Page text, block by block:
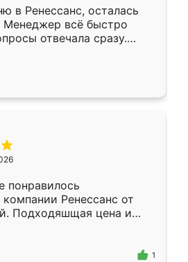
в Ренессанс, осталась
Менеджер всё быстро
отвечала сразу.
в субботу, подошёл к
Собрали
аккуратно, даже
понравилось
Ренессанс от
Подходяшщая цена и
Приехавший
Владислав
эскизу самый
1